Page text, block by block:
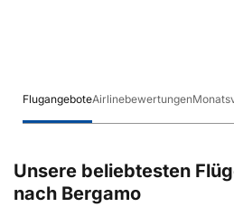
FlugangeboteAirlinebewertungen
Unsere beliebtesten
nach Bergamo